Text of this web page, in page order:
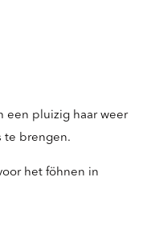
een pluizig haar weer
te brengen.
het föhnen in